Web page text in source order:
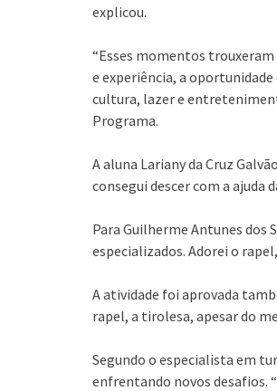
explicou.
“Esses momentos
e experiência, a
cultura, lazer e
Programa.
A aluna Lariany da Cruz
consegui descer com a ajuda
Para Guilherme Antunes dos
especializados. Adorei o
A atividade foi aprovada
rapel, a tirolesa, apesar do
Segundo o especialista em
enfrentando novos desafios.